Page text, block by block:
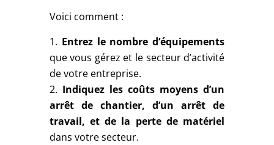
Voici comment :
Entrez le nombre d’équipements
que vous gérez et le secteur d’activité
de votre entreprise.
Indiquez les coûts moyens d’un
arrêt de chantier, d’un arrêt de
travail, et de la perte de matériel
dans votre secteur.